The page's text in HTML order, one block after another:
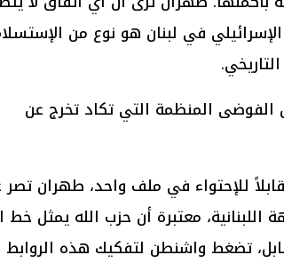
في لبنان هو نوع من
المنظمة التي تكاد تخرج عن
قابلاً للإحتواء في ملف واحد، طهران
معتبرة أن حزب الله يمثل خط
تضغط واشنطن لتفكيك هذه الروابط